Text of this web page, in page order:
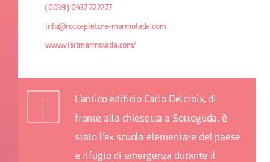
(0039) 0437 722277
info@roccapietore-marmolada.com
www.visitmarmolada.com/
L’antico edificio Carlo Delcroix, di
fronte alla chiesetta a Sottoguda, è
stato l’ex scuola elementare del paese
e rifugio di emergenza durante il